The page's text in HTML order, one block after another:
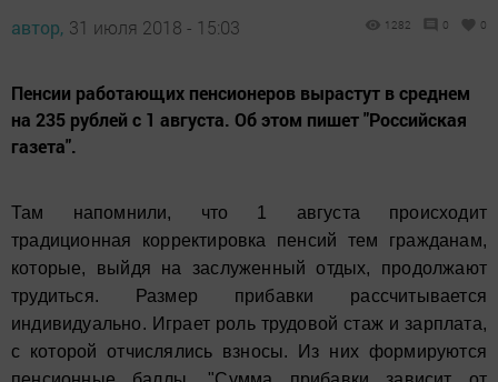
автор, 31 июля 2018 - 15:03 1282 0 0
Пенсии работающих пенсионеров вырастут в среднем
на 235 рублей с 1 августа. Об этом пишет "Российская
газета".
Там напомнили, что 1 августа происходит
традиционная корректировка пенсий тем гражданам,
которые, выйдя на заслуженный отдых, продолжают
трудиться. Размер прибавки рассчитывается
индивидуально. Играет роль трудовой стаж и зарплата,
с которой отчислялись взносы. Из них формируются